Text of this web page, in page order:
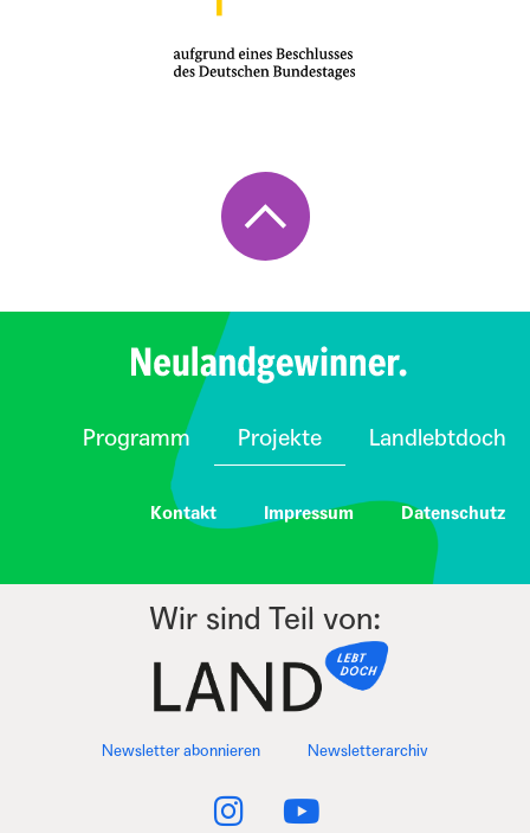
Programm Projekte Landlebtdoch
Kontakt Impressum Datenschutz
Wir sind Teil von:
Newsletter abonnieren Newsletterarchiv